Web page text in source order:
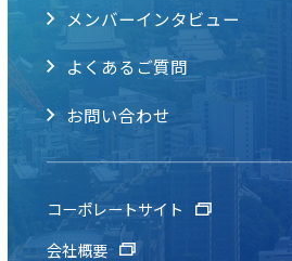
メンバーインタビュー
よくあるご質問
お問い合わせ
コーポレートサイト
会社概要